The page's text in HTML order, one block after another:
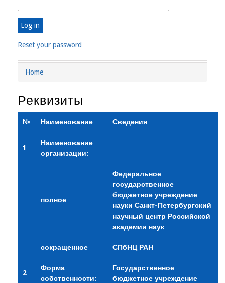
Reset your password
Breadcrumb
Home
Реквизиты
№ Наименование Сведения
1
Наименование
организации:
полное
Федеральное
государственное
бюджетное учреждение
науки Санкт-Петербургский
научный центр Российской
академии наук
сокращенное СПбНЦ РАН
2
Форма
собственности:
Государственное
бюджетное учреждение